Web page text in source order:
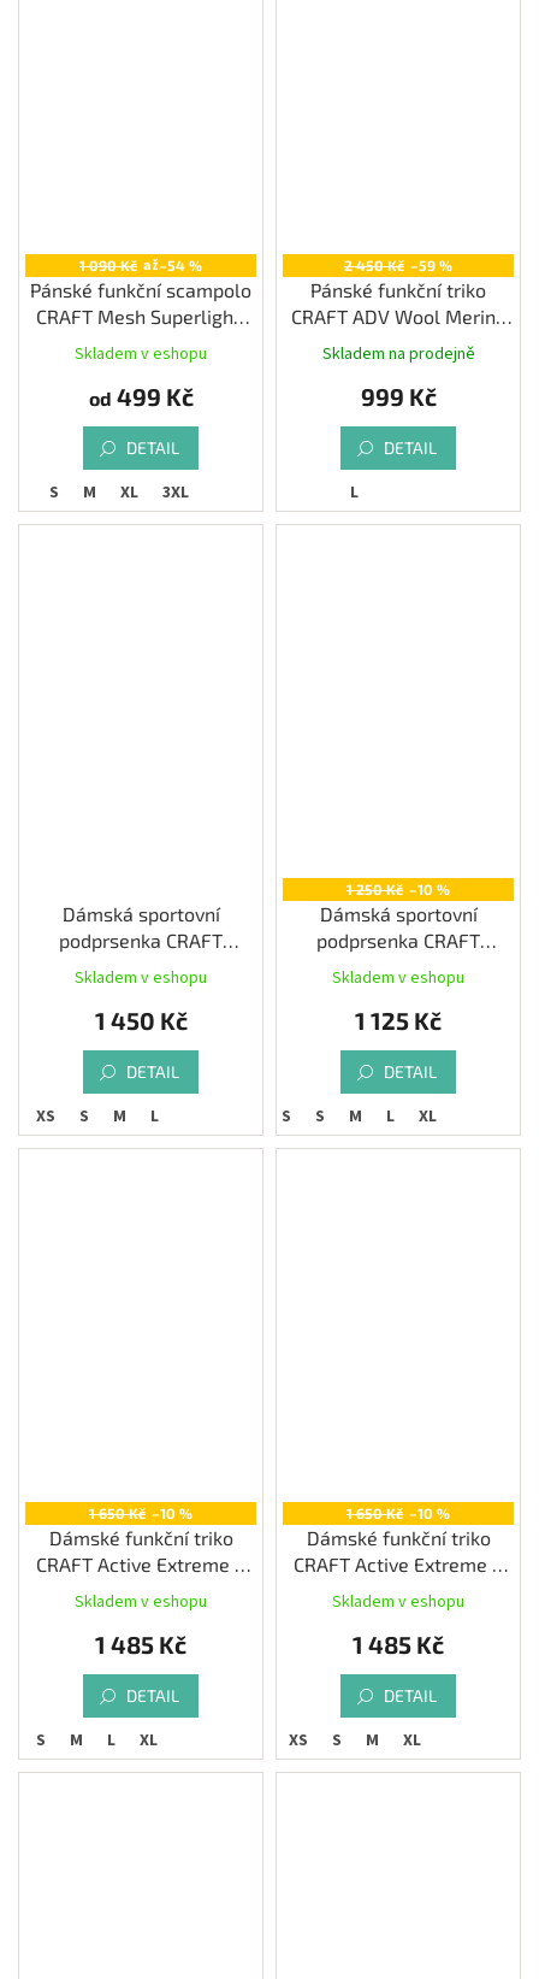
1 090 Kč až–54 %
Pánské funkční scampolo
CRAFT Mesh Superlight,
Skladem v eshopu
od 499 Kč
DETAIL
S M XL 3XL
2 450 Kč –59 %
Pánské funkční triko
CRAFT ADV Wool Merino
RN LS, modrá
Skladem na prodejně
999 Kč
DETAIL
L
Dámská sportovní
podprsenka CRAFT
Motion, černá
Skladem v eshopu
1 450 Kč
DETAIL
XS S M L
1 250 Kč –10 %
Dámská sportovní
podprsenka CRAFT
Training Padded, černá
Skladem v eshopu
1 125 Kč
DETAIL
XS S M L XL
1 650 Kč –10 %
Dámské funkční triko
CRAFT Active Extreme X
LS, bílá
Skladem v eshopu
1 485 Kč
DETAIL
S M L XL
1 650 Kč –10 %
Dámské funkční triko
CRAFT Active Extreme X
LS, černá
Skladem v eshopu
1 485 Kč
DETAIL
XS S M XL